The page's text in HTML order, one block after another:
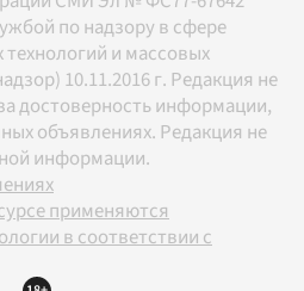
по надзору в сфере
и массовых
10.11.2016 г. Редакция не
достоверность информации,
объявлениях. Редакция не
информации.
применяются
в соответствии с